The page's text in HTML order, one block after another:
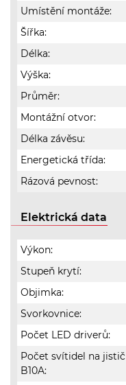
Umístění montáže:
Šířka:
Délka:
Výška:
Průměr:
Montážní otvor:
Délka závěsu:
Energetická třída:
Rázová pevnost:
Elektrická data
Výkon:
Stupeň krytí:
Objimka:
Svorkovnice:
Počet LED driverů:
Počet svítidel na jistič
B10A: